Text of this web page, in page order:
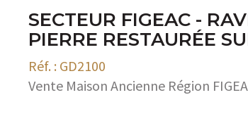
SECTEUR FIGEAC -
PIERRE RESTAURÉE
Réf. : GD2100
Vente Maison Ancienne Région